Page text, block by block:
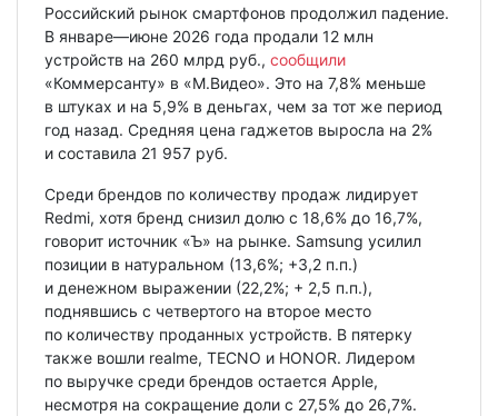
Российский рынок смартфонов продолжил падение.
В январе—июне 2026 года продали 12 млн
устройств на 260 млрд руб., сообщили
«Коммерсанту» в «М.Видео». Это на 7,8% меньше
в штуках и на 5,9% в деньгах, чем за тот же период
год назад. Средняя цена гаджетов выросла на 2%
и составила 21 957 руб.
Среди брендов по количеству продаж лидирует
Redmi, хотя бренд снизил долю с 18,6% до 16,7%,
говорит источник «Ъ» на рынке. Samsung усилил
позиции в натуральном (13,6%; +3,2 п.п.)
и денежном выражении (22,2%; + 2,5 п.п.),
поднявшись с четвертого на второе место
по количеству проданных устройств. В пятерку
также вошли realme, TECNO и HONOR. Лидером
по выручке среди брендов остается Apple,
несмотря на сокращение доли с 27,5% до 26,7%.